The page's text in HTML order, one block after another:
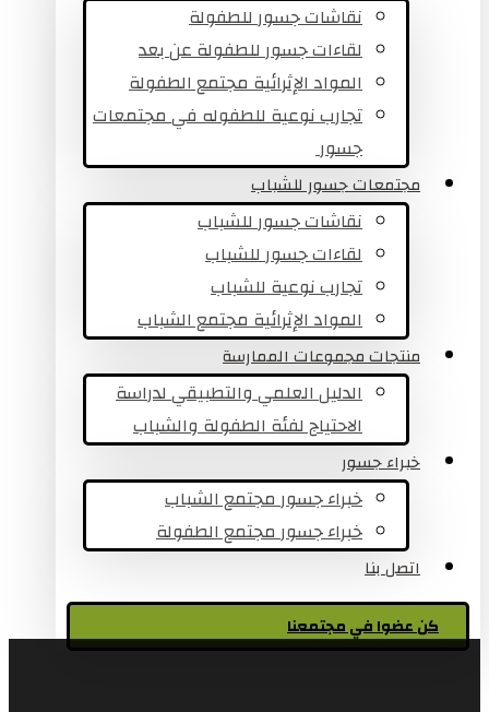
نقاشات جسور للطفولة
لقاءات جسور للطفولة عن بعد
المواد الإثرائية مجتمع الطفولة
تجارب نوعية للطفوله في مجتمعات
جسور ​
مجتمعات جسور للشباب
نقاشات جسور للشباب
لقاءات جسور للشباب
تجارب نوعية للشباب​
المواد الإثرائية مجتمع الشباب
منتجات مجموعات الممارسة
الدليل العلمي والتطبيقي لدراسة
الاحتياج لفئة الطفولة والشباب
خبراء جسور
خبراء جسور مجتمع الشباب
خبراء جسور مجتمع الطفولة
اتصل بنا
كن عضوا في مجتمعنا